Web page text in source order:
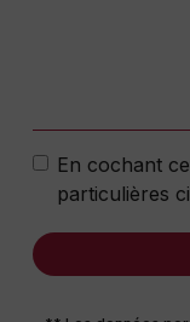
En cochant
particulières